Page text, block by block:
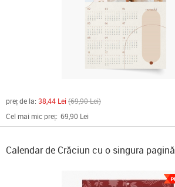
preț de la: 38,44 Lei 69,90 Lei
Cel mai mic preț: 69,90 Lei
Calendar de Crăciun cu o singura pagină